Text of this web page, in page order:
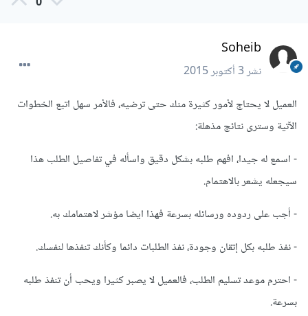
Soheib
نشر3 أكتوبر 2015
العميل لا يحتاج لأمور كثيرة منك حتى ترضيه، فالأمر سهل اتبع الخطوات
الآتية وسترى نتائج مذهلة:
- اسمع له جيدا، افهم طلبه بشكل دقيق واسأله في تفاصيل الطلب هذا
سيجعله يشعر بالاهتمام.
- أجب على ردوده ورسائله بسرعة فهذا ايضا مؤشر لاهتمامك به.
- نفذ طلبه بكل إتقان وجودة، نفذ الطلبات دائما وكأنك تنفذها لنفسك.
- احترم موعد تسليم الطلب، فالعميل لا يصبر كثيرا ويحب أن تنفذ طلبه
بسرعة.